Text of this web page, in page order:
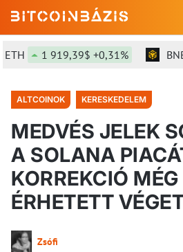
1 919,39$ +0,31% BNB
ALTCOINOK KERESKEDELEM
MEDVÉS JELEK
A SOLANA
KORREKCIÓ
ÉRHETETT
Zsófi